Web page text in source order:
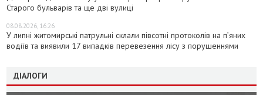
Старого бульварів та ще дві вулиці
08.08.2026, 16:26
У липні житомирські патрульні склали півсотні протоколів на пʼяних
водіїв та виявили 17 випадків перевезення лісу з порушеннями
ДІАЛОГИ